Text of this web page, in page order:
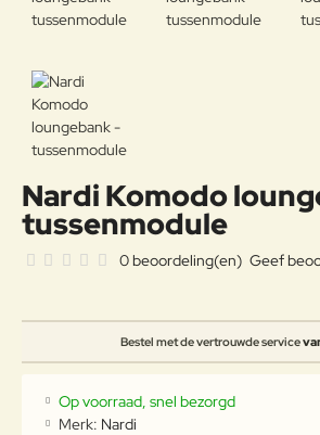
Nardi Komodo
tussenmodule
Bestel met de vertrouwde service
0 beoordeling(en) Geef
Op voorraad, snel bezorgd
Merk: Nardi